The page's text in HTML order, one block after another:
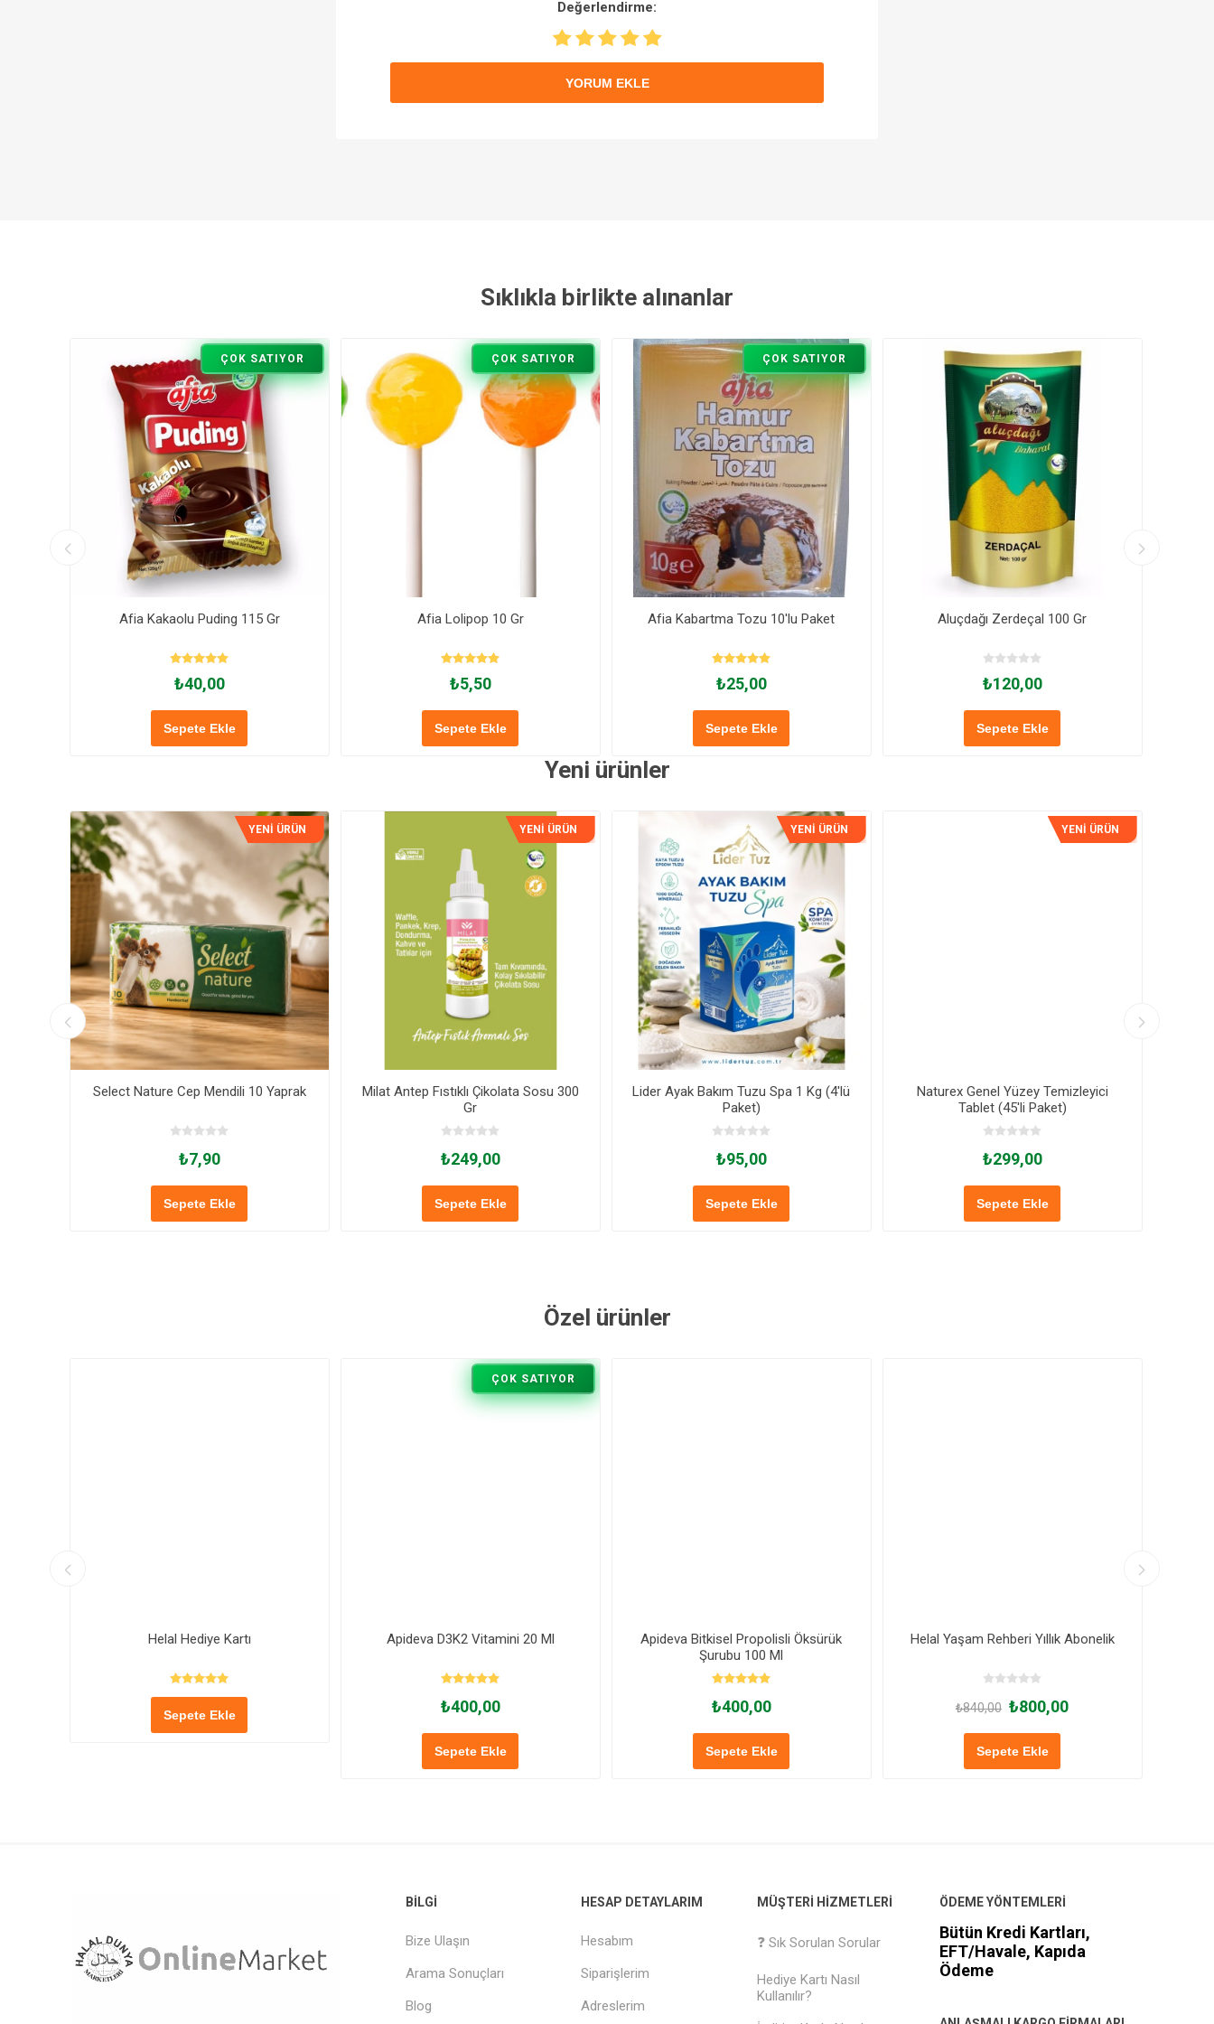
Değerlendirme:
YORUM EKLE
Sıklıkla birlikte alınanlar
ÇOK SATIYOR
Afia Kakaolu Puding 115 Gr
₺40,00
Sepete Ekle
ÇOK SATIYOR
Afia Lolipop 10 Gr
₺5,50
Sepete Ekle
ÇOK SATIYOR
Afia Kabartma Tozu 10'lu Paket
₺25,00
Sepete Ekle
Aluçdağı Zerdeçal 100 Gr
₺120,00
Sepete Ekle
Yeni ürünler
YENİ ÜRÜN
Select Nature Cep Mendili 10 Yaprak
₺7,90
Sepete Ekle
YENİ ÜRÜN
Milat Antep Fıstıklı Çikolata Sosu 300
Gr
₺249,00
Sepete Ekle
YENİ ÜRÜN
Lider Ayak Bakım Tuzu Spa 1 Kg (4'lü
Paket)
₺95,00
Sepete Ekle
YENİ ÜRÜN
Naturex Genel Yüzey Temizleyici
Tablet (45'li Paket)
₺299,00
Sepete Ekle
Özel ürünler
Helal Hediye Kartı
Sepete Ekle
ÇOK SATIYOR
Apideva D3K2 Vitamini 20 Ml
₺400,00
Sepete Ekle
Apideva Bitkisel Propolisli Öksürük
Şurubu 100 Ml
₺400,00
Sepete Ekle
Helal Yaşam Rehberi Yıllık Abonelik
₺840,00 ₺800,00
Sepete Ekle
BILGI
Bize Ulaşın
Arama Sonuçları
Blog
HESAP DETAYLARIM
Hesabım
Siparişlerim
Adreslerim
MÜŞTERI HIZMETLERI
❓ Sık Sorulan Sorular
Hediye Kartı Nasıl
Kullanılır?
ÖDEME YÖNTEMLERI
Bütün Kredi Kartları,
EFT/Havale, Kapıda
Ödeme